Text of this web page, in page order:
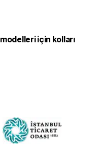
için kolları